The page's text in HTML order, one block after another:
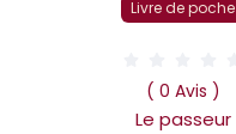
Livre de poche
( 0 Avis )
Le passeur